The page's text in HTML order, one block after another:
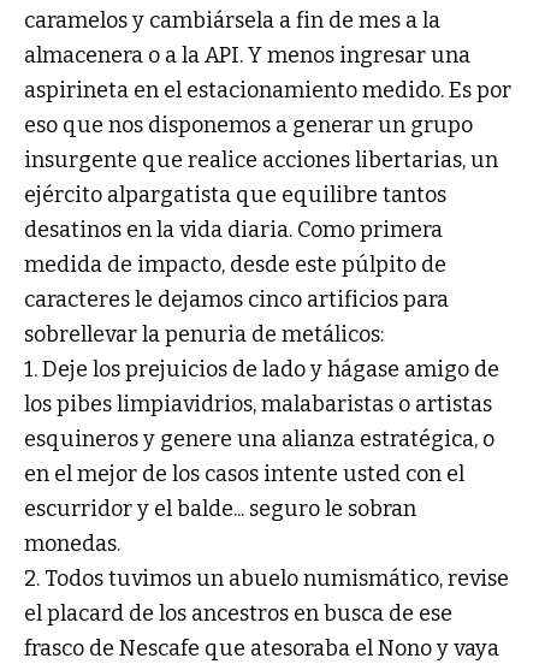
caramelos y cambiársela a fin de mes a la
almacenera o a la API. Y menos ingresar una
aspirineta en el estacionamiento medido. Es por
eso que nos disponemos a generar un grupo
insurgente que realice acciones libertarias, un
ejército alpargatista que equilibre tantos
desatinos en la vida diaria. Como primera
medida de impacto, desde este púlpito de
caracteres le dejamos cinco artificios para
sobrellevar la penuria de metálicos:
1. Deje los prejuicios de lado y hágase amigo de
los pibes limpiavidrios, malabaristas o artistas
esquineros y genere una alianza estratégica, o
en el mejor de los casos intente usted con el
escurridor y el balde... seguro le sobran
monedas.
2. Todos tuvimos un abuelo numismático, revise
el placard de los ancestros en busca de ese
frasco de Nescafe que atesoraba el Nono y vaya